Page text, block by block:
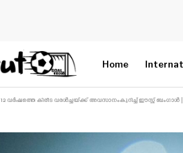
Home
12 വർഷത്തെ കിരീട വരള്‍ച്ചയ്ക്ക് അവസാനംകുറിച്ച് ഈസ്റ്റ് ബംഗാൾ